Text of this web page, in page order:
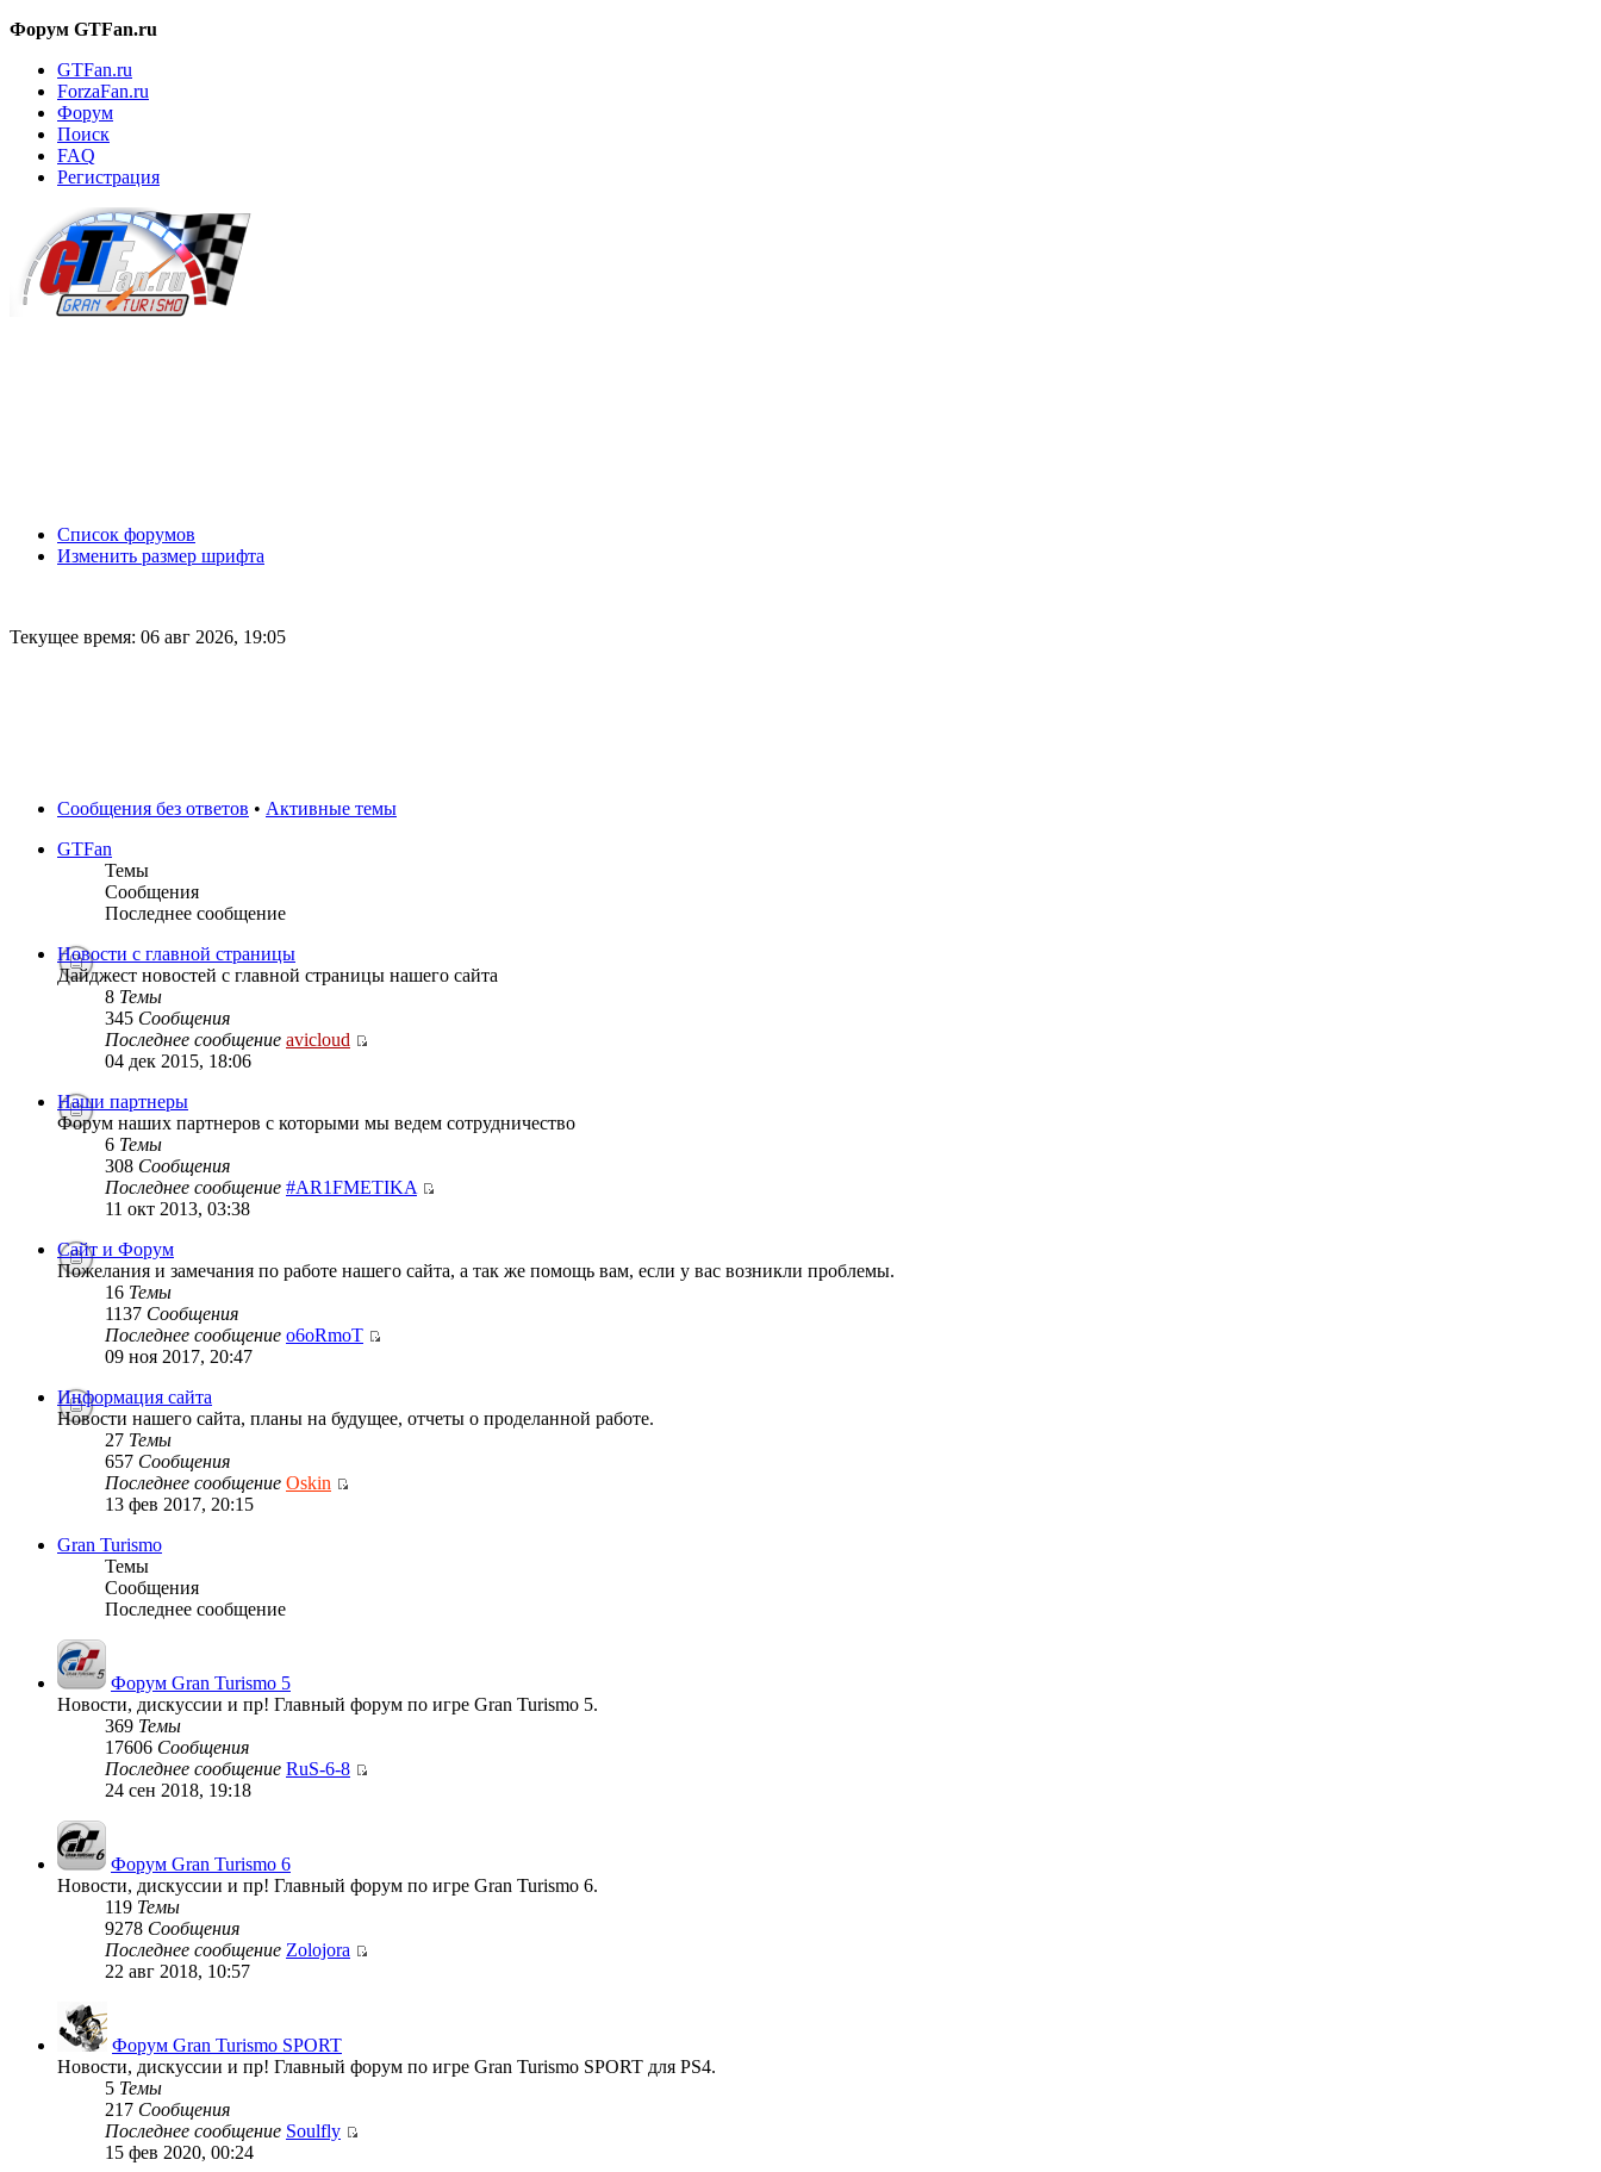
Форум GTFan.ru
GTFan.ru
ForzaFan.ru
Форум
Поиск
FAQ
Регистрация
Список форумов
Изменить размер шрифта
Текущее время: 06 авг 2026, 19:05
Сообщения без ответов • Активные темы
GTFan
Темы
Сообщения
Последнее сообщение
Новости с главной страницы
Дайджест новостей с главной страницы нашего сайта
8 Темы
345 Сообщения
Последнее сообщение avicloud
04 дек 2015, 18:06
Наши партнеры
Форум наших партнеров с которыми мы ведем сотрудничество
6 Темы
308 Сообщения
Последнее сообщение #AR1FMETIKA
11 окт 2013, 03:38
Сайт и Форум
Пожелания и замечания по работе нашего сайта, а так же помощь вам, если у вас возникли проблемы.
16 Темы
1137 Сообщения
Последнее сообщение o6oRmoT
09 ноя 2017, 20:47
Информация сайта
Новости нашего сайта, планы на будущее, отчеты о проделанной работе.
27 Темы
657 Сообщения
Последнее сообщение Oskin
13 фев 2017, 20:15
Gran Turismo
Темы
Сообщения
Последнее сообщение
Форум Gran Turismo 5
Новости, дискуссии и пр! Главный форум по игре Gran Turismo 5.
369 Темы
17606 Сообщения
Последнее сообщение RuS-6-8
24 сен 2018, 19:18
Форум Gran Turismo 6
Новости, дискуссии и пр! Главный форум по игре Gran Turismo 6.
119 Темы
9278 Сообщения
Последнее сообщение Zolojora
22 авг 2018, 10:57
Форум Gran Turismo SPORT
Новости, дискуссии и пр! Главный форум по игре Gran Turismo SPORT для PS4.
5 Темы
217 Сообщения
Последнее сообщение Soulfly
15 фев 2020, 00:24